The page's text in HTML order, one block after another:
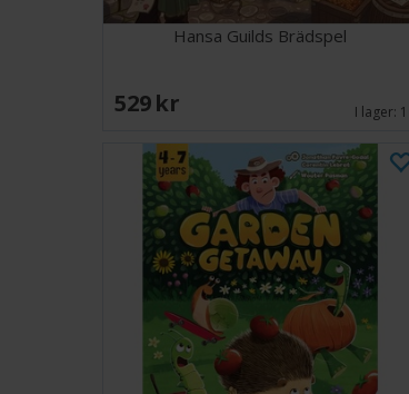
Hansa Guilds Brädspel
529 SEK I lager: 1